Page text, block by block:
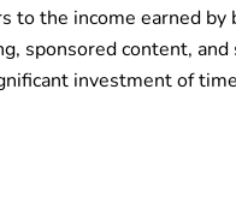
to the income earned
sponsored content,
investment of